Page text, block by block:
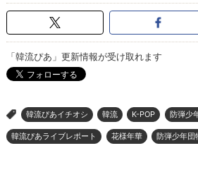
「韓流ぴあ」更新情報が受け取れます
> 韓流ぴあイチオシ 韓流 K-POP 防弾少
韓流ぴあライブレポート 花様年華 防弾少年団